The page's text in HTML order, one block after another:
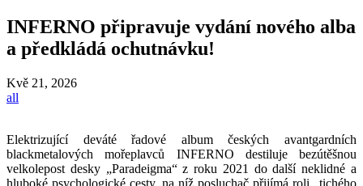
INFERNO připravuje vydání nového alba
a předkládá ochutnávku!
Kvě 21, 2026
all
Elektrizující deváté řadové album českých avantgardních
blackmetalových mořeplavců INFERNO destiluje bezútěšnou
velkolepost desky „Paradeigma“ z roku 2021 do další neklidné a
hluboké psychologické cesty, na níž posluchač přijímá roli „tichého